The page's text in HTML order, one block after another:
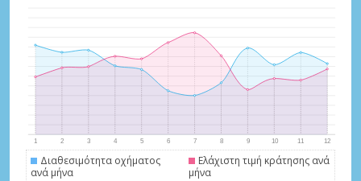
Διαθεσιμότητα οχήματος
ανά μήνα
Ελάχιστη τιμή κράτησης ανά
μήνα